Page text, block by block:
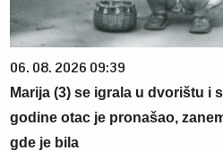
06. 08. 2026 09:39
Marija (3) se igrala u dvorištu i
godine otac je pronašao,
gde je bila